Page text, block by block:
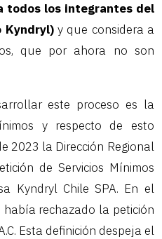
todos los integrantes del
Kyndryl)y que considera a
que por ahora no son
este proceso es la
y respecto de esto
2023 la Dirección Regional
de Servicios Mínimos
Kyndryl Chile SPA. En el
rechazado la petición
Esta definición despeja el